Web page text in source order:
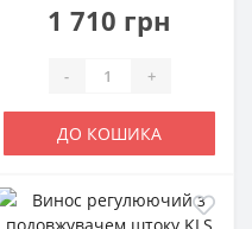
1 710 грн
- +
ДО КОШИКА